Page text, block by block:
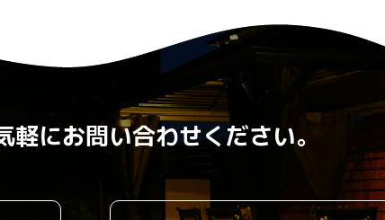
軽にお問い合わせください。